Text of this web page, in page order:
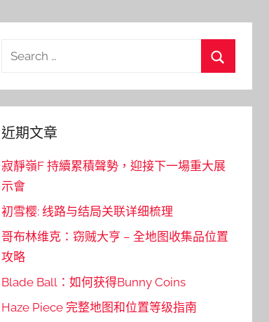
Search
近期文章
寂靜嶺F 持續累積聲勢，迎接下一場重大展
示會
初雪樱: 线路与结局关联详细梳理
哥布林维克：窃贼大亨 – 全地图收集品位置
攻略
Blade Ball：如何获得Bunny Coins
Haze Piece 完整地图和位置等级指南